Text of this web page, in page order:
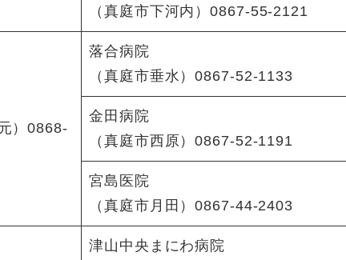
（真庭市下河内）0867-55-2121
）0868-
落合病院
（真庭市垂水）0867-52-1133
金田病院
（真庭市西原）0867-52-1191
宮島医院
（真庭市月田）0867-44-2403
津山中央まにわ病院